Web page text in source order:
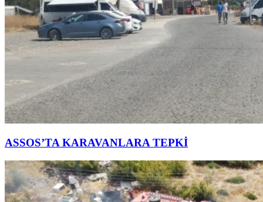
ASSOS’TA KARAVANLARA TEPKİ